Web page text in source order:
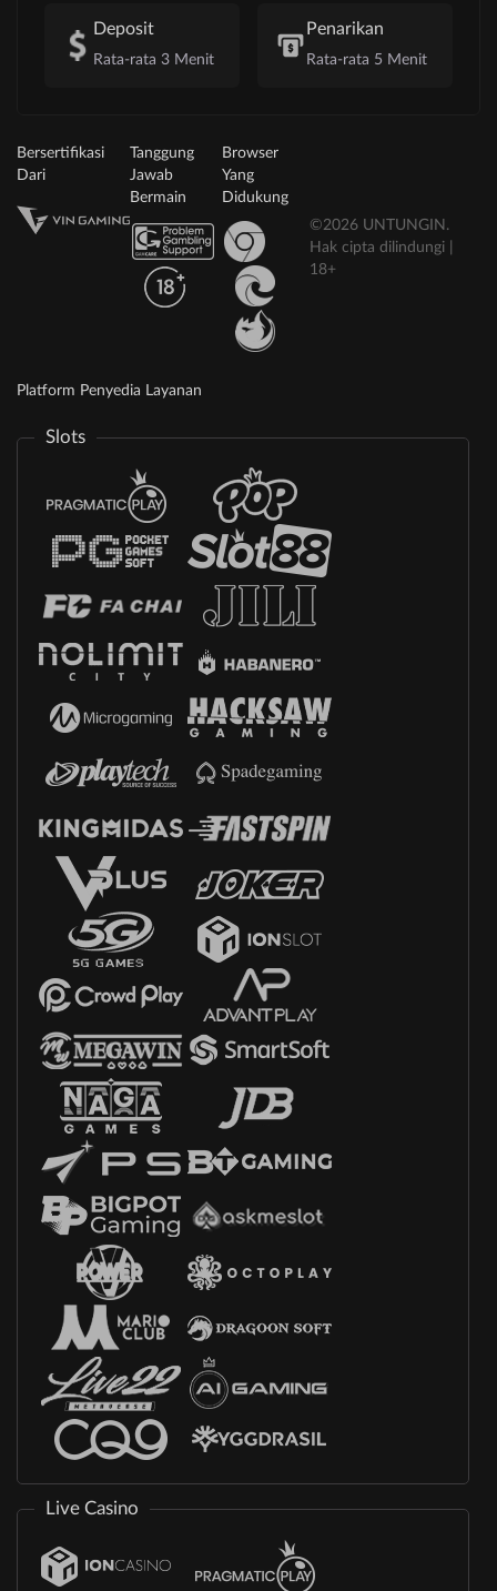
Deposit
Rata-rata 3 Menit
Penarikan
Rata-rata 5 Menit
Bersertifikasi
Dari
Tanggung
Jawab
Bermain
Browser
Yang
Didukung
©2026 UNTUNGIN.
Hak cipta dilindungi |
18+
Platform Penyedia Layanan
Slots
Live Casino